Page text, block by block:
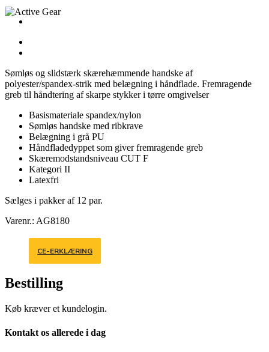
Sømløs og slidstærk skærehæmmende handske af
polyester/spandex-strik med belægning i håndflade. Fremragende
greb til håndtering af skarpe stykker i tørre omgivelser
Basismateriale spandex/nylon
Sømløs handske med ribkrave
Belægning i grå PU
Håndfladedyppet som giver fremragende greb
Skæremodstandsniveau CUT F
Kategori II
Latexfri
Sælges i pakker af 12 par.
Varenr.: AG8180
CE-ERKLÆRING
Bestilling
Køb kræver et kundelogin.
Kontakt os allerede i dag